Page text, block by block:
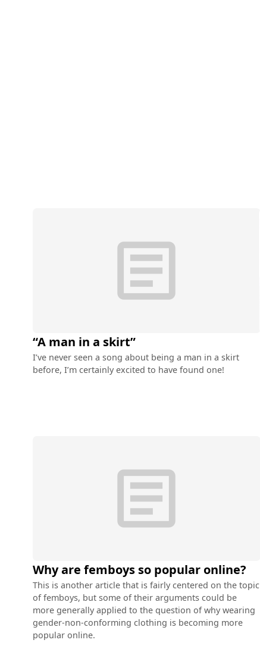
article
“A man in a skirt”
I’ve never seen a song about being a man in a skirt
before, I’m certainly excited to have found one!
article
Why are femboys so popular online?
This is another article that is fairly centered on the topic
of femboys, but some of their arguments could be
more generally applied to the question of why wearing
gender-non-conforming clothing is becoming more
popular online.